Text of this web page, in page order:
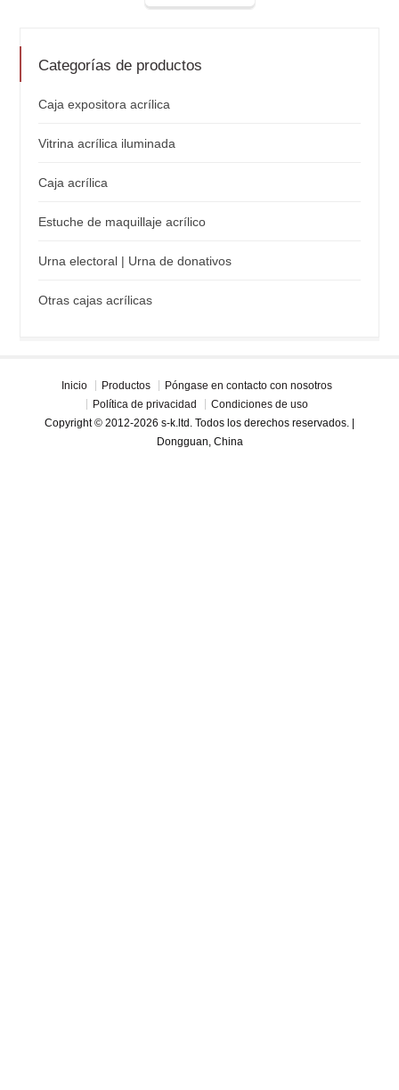
Categorías de productos
Caja expositora acrílica
Vitrina acrílica iluminada
Caja acrílica
Estuche de maquillaje acrílico
Urna electoral | Urna de donativos
Otras cajas acrílicas
Inicio Productos
Póngase en contacto con nosotros
Política de privacidad
Condiciones de uso
Copyright © 2012-2026 s-k.ltd. Todos los derechos reservados. |
Dongguan, China